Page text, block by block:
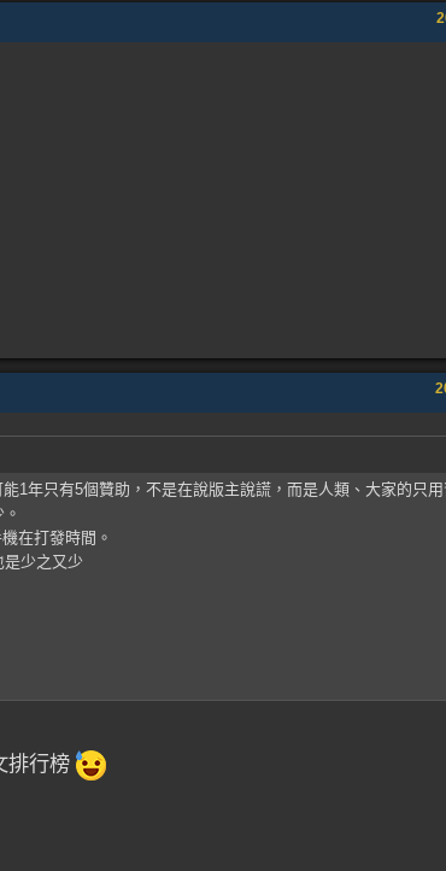
1年只有5個贊助，不是在說版主說謊，而是人類、大家的只用
在打發時間。
少之又少
排行榜